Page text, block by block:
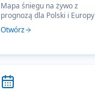
Mapa śniegu na żywo z
prognozą dla Polski i Europy
Otwórz